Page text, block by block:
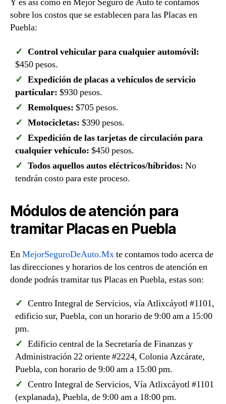
Y es así como en Mejor Seguro de Auto te contamos
sobre los costos que se establecen para las Placas en
Puebla:
Control vehicular para cualquier automóvil:
$450 pesos.
Expedición de placas a vehículos de servicio
particular: $930 pesos.
Remolques: $705 pesos.
Motocicletas: $390 pesos.
Expedición de las tarjetas de circulación para
cualquier vehículo: $450 pesos.
Todos aquellos autos eléctricos/híbridos: No
tendrán costo para este proceso.
Módulos de atención para
tramitar Placas en Puebla
EnMejorSeguroDeAuto.Mxte contamos todo acerca de
las direcciones y horarios de los centros de atención en
donde podrás tramitar tus Placas en Puebla, estas son:
Centro Integral de Servicios, vía Atlixcáyotl #1101,
edificio sur, Puebla, con un horario de 9:00 am a 15:00
pm.
Edificio central de la Secretaría de Finanzas y
Administración 22 oriente #2224, Colonia Azcárate,
Puebla, con horario de 9:00 am a 15:00 pm.
Centro Integral de Servicios, Vía Atlixcáyotl #1101
(explanada), Puebla, de 9:00 am a 18:00 pm.